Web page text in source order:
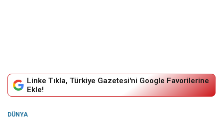
Linke Tıkla, Türkiye Gazetesi'ni Google Favorilerine
Ekle!
DÜNYA